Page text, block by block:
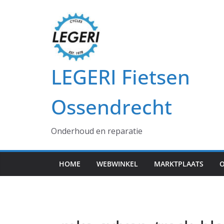
LEGERI Fietsen
Ossendrecht
Onderhoud en reparatie
HOME WEBWINKEL MARKTPLAATS